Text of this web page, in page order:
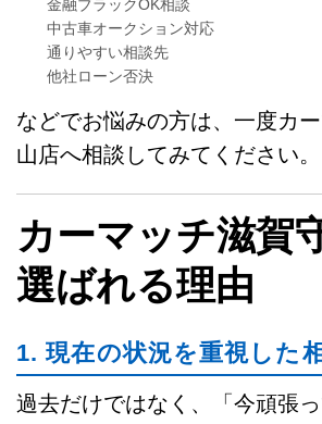
金融ブラックOK相談
中古車オークション対応
通りやすい相談先
他社ローン否決
などでお悩みの方は、一度カ
山店へ相談してみてください。
カーマッチ滋賀
選ばれる理由
1. 現在の状況を重視した
過去だけではなく、「今頑張